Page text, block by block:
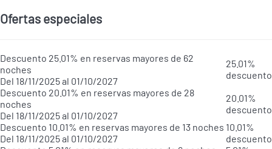
Ofertas especiales
Descuento 25.01% en reservas mayores de 62
noches
Del 18/11/2025 al 01/10/2027
25.01%
descuento
Descuento 20.01% en reservas mayores de 28
noches
Del 18/11/2025 al 01/10/2027
20.01%
descuento
Descuento 10.01% en reservas mayores de 13 noches
Del 18/11/2025 al 01/10/2027
10.01%
descuento